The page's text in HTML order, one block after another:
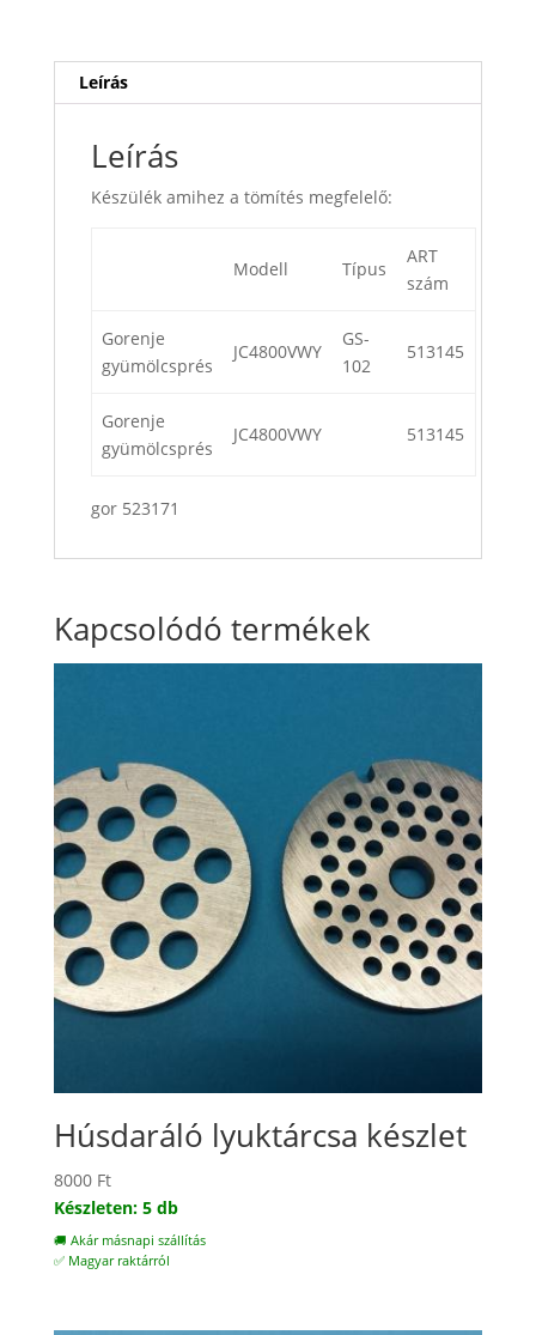
Leírás
Leírás
Készülék amihez a tömítés megfelelő:
Modell Típus
ART
szám
Gorenje
gyümölcsprés
JC4800VWY
GS-
102
513145
Gorenje
gyümölcsprés
JC4800VWY 513145
gor 523171
Kapcsolódó termékek
Húsdaráló lyuktárcsa készlet
8000 Ft
Készleten: 5 db
🚚 Akár másnapi szállítás
✅ Magyar raktárról